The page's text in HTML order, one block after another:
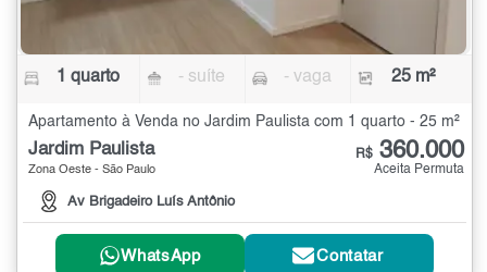
1 quarto - suíte - vaga 25 m²
Apartamento à Venda no Jardim Paulista com 1 quarto - 25 m²
Jardim Paulista
Zona Oeste - São Paulo
Av Brigadeiro Luís Antônio
R$ 360.000
Aceita Permuta
WhatsApp Contatar